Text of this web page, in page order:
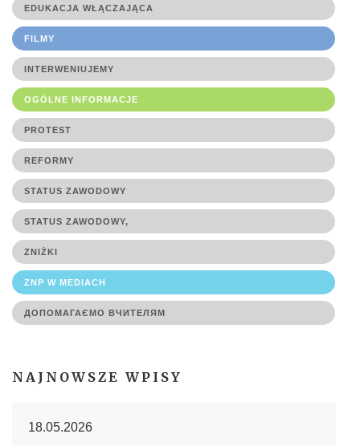
EDUKACJA WŁĄCZAJĄCA
FILMY
INTERWENIUJEMY
OGÓLNE INFORMACJE
PROTEST
REFORMY
STATUS ZAWODOWY
STATUS ZAWODOWY,
ZNIŻKI
ZNP W MEDIACH
ДОПОМАГАЄМО ВЧИТЕЛЯМ
NAJNOWSZE WPISY
18.05.2026